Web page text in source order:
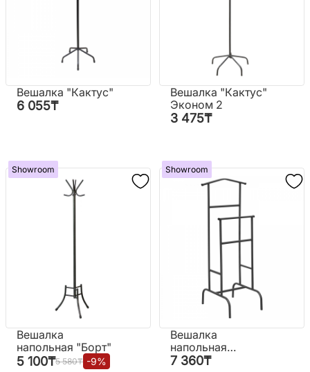
Вешалка "Кактус"
6 055₸
Вешалка "Кактус"
Эконом 2
3 475₸
Showroom
Вешалка
напольная "Борт"
5 100₸5 580₸ -9%
Showroom
Вешалка
напольная
"Дархан №2"
7 360₸